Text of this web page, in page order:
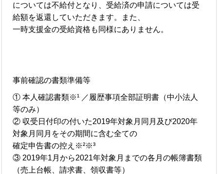
については不給付となり、受給済の申請については受
給額を返還していただきます。また、
一時支援金の受給資格も同様にありません。
事前確認の書類準備等
① 本人確認書類※¹ ／履歴事項全部証明書（中小法人
等のみ）
② 収受日付印の付いた2019年対象月同月及び2020年
対象月同月をその期間に含む全ての
確定申告書の控え※²※³
③ 2019年1月から2021年対象月までの各月の帳簿書類
（売上台帳、請求書、領収書等）